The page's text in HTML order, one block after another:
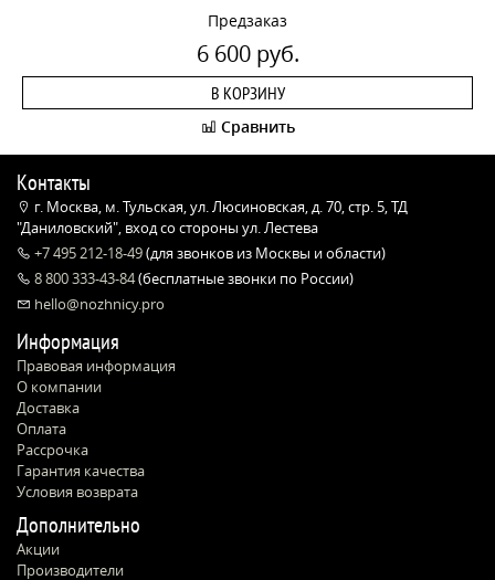
Предзаказ
6 600 руб.
В КОРЗИНУ
Сравнить
Контакты
г. Москва, м. Тульская, ул. Люсиновская, д. 70, стр. 5, ТД
"Даниловский", вход со стороны ул. Лестева
+7 495 212-18-49(для звонков из Москвы и области)
8 800 333-43-84(бесплатные звонки по России)
hello@nozhnicy.pro
Информация
Правовая информация
О компании
Доставка
Оплата
Рассрочка
Гарантия качества
Условия возврата
Дополнительно
Акции
Производители